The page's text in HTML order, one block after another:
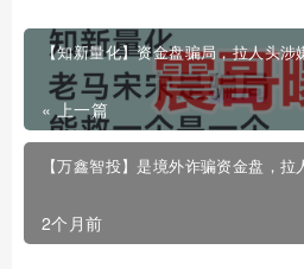
【知新量化】资金盘骗局，拉人头涉
« 上一篇
【万鑫智投】是境外诈骗资金盘，拉
2个月前